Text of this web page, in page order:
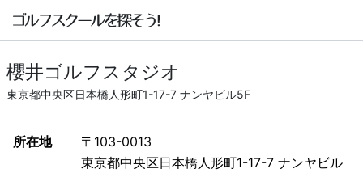
櫻井ゴルフスタジオ
東京都中央区日本橋人形町1-17-7 ナンヤビル5F
所在地
〒103-0013
東京都中央区日本橋人形町1-17-7 ナンヤビル